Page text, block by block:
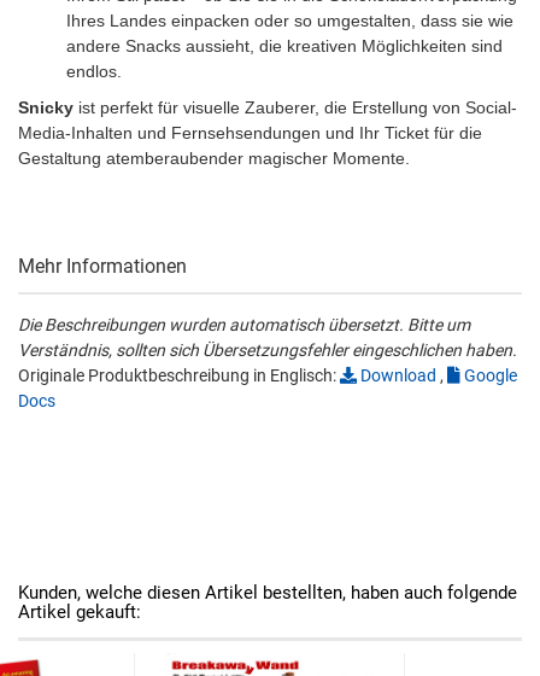
Ihres Landes einpacken oder so umgestalten, dass sie wie
andere Snacks aussieht, die kreativen Möglichkeiten sind
endlos.
Snicky ist perfekt für visuelle Zauberer, die Erstellung von Social-
Media-Inhalten und Fernsehsendungen und Ihr Ticket für die
Gestaltung atemberaubender magischer Momente.
Mehr Informationen
Die Beschreibungen wurden automatisch übersetzt. Bitte um
Verständnis, sollten sich Übersetzungsfehler eingeschlichen haben.
Originale Produktbeschreibung in Englisch:
Download ,
Google
Docs
Kunden, welche diesen Artikel bestellten, haben auch folgende
Artikel gekauft: